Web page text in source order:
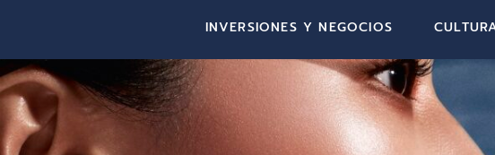
INVERSIONES Y NEGOCIOS